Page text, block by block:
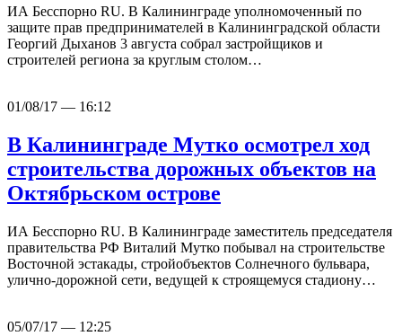
ИА Бесспорно RU. В Калининграде уполномоченный по
защите прав предпринимателей в Калининградской области
Георгий Дыханов 3 августа собрал застройщиков и
строителей региона за круглым столом…
01/08/17 — 16:12
В Калининграде Мутко осмотрел ход
строительства дорожных объектов на
Октябрьском острове
ИА Бесспорно RU. В Калининграде заместитель председателя
правительства РФ Виталий Мутко побывал на строительстве
Восточной эстакады, стройобъектов Солнечного бульвара,
улично-дорожной сети, ведущей к строящемуся стадиону…
05/07/17 — 12:25